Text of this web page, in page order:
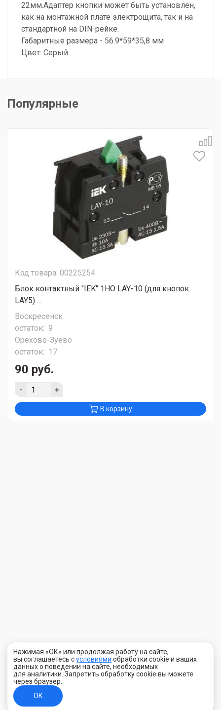
22мм.Адаптер кнопки может быть установлен,
как на монтажной плате электрощита, так и на
стандартной на DIN-рейке.
Габаритные размера - 56.9*59*35,8 мм
Цвет: Cерый
Популярные
Код товара: 00225254
Блок контактный "IEK" 1НО LAY-10 (для кнопок
LAY5) ...
Воскресенск
остаток: 9
Орехово-Зуево
остаток: 17
90 руб.
- +
В корзину
Нажимая «ОК» или продолжая работу на сайте,
вы соглашаетесь сусловиями обработки cookie и ваших
данных о поведении на сайте, необходимых
для аналитики. Запретить обработку cookie вы можете
через браузер.
ОК